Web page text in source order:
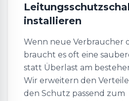
installieren
Wenn neue Verbraucher
braucht es oft eine
statt Überlast am
Wir erweitern den
den Schutz passend zum